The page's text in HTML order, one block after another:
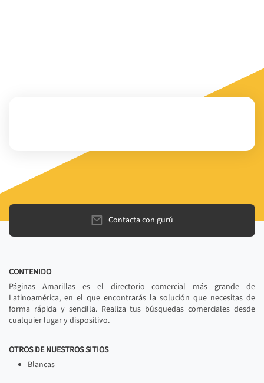
Contacta con gurú
CONTENIDO
Páginas Amarillas es el directorio comercial más grande de
Latinoamérica, en el que encontrarás la solución que necesitas de
forma rápida y sencilla. Realiza tus búsquedas comerciales desde
cualquier lugar y dispositivo.
OTROS DE NUESTROS SITIOS
Blancas